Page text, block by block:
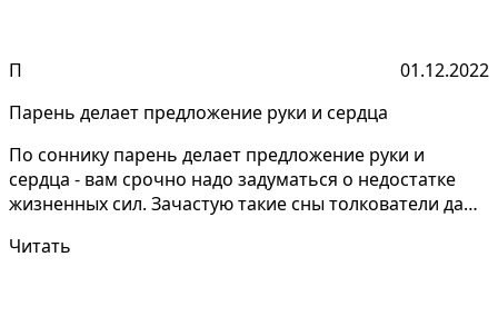
П
01.12.2022
Парень делает предложение руки и сердца
По соннику парень делает предложение руки и
сердца - вам срочно надо задуматься о недостатке
жизненных сил. Зачастую такие сны толкователи дают
Читать